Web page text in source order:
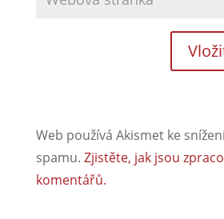
Web používá Akismet ke
spamu. Zjistěte, jak jsou
komentářů.